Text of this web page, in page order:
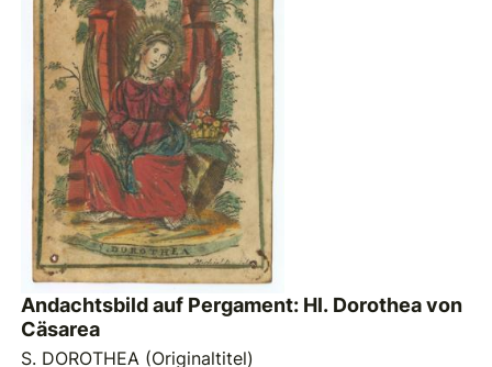
Andachtsbild auf Pergament: Hl. Dorothea von
Cäsarea
S. DOROTHEA (Originaltitel)